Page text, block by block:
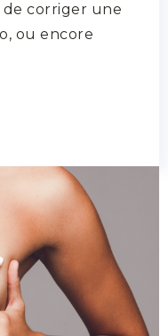
de corriger une
ou encore